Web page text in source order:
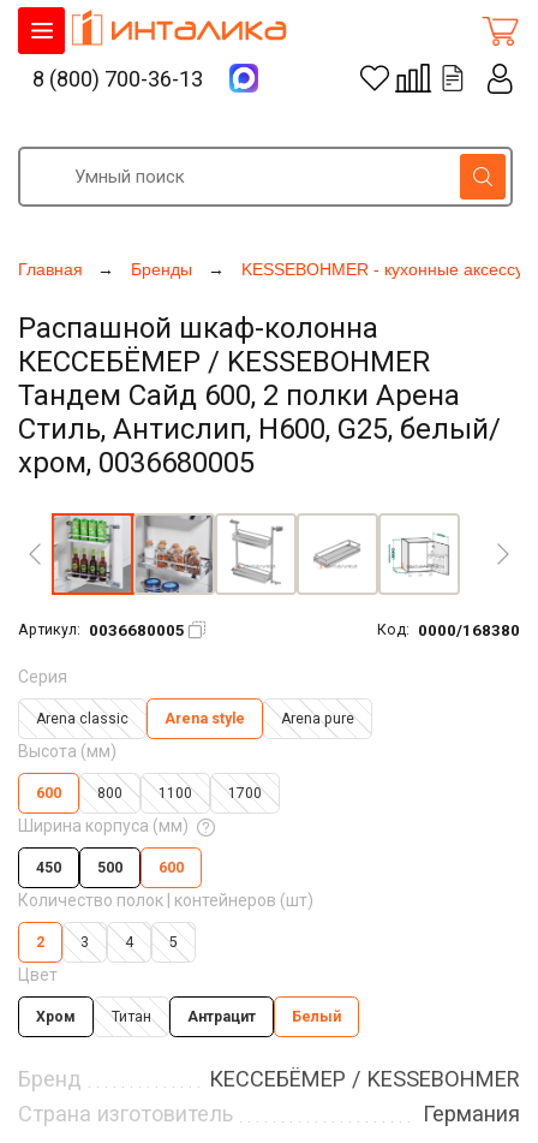
Главная Бренды KESSEBOHMER - кухонные
Распашной шкаф-колонна
КЕССЕБЁМЕР / KESSEBOHMER
Тандем Сайд 600, 2 полки Арена
Стиль, Антислип, H600, G25, белый/
хром, 0036680005
Артикул: 0036680005 Код: 0000/168380
Серия
Arena classic Arena style Arena pure
Высота (мм)
600 800 1100 1700
Ширина корпуса (мм)
450 500 600
Количество полок | контейнеров (шт)
2 3 4 5
Цвет
Хром Титан Антрацит Белый
Бренд
КЕССЕБЁМЕР / KESSEBOHMER
Страна изготовитель
Германия
8 (800) 700-36-13